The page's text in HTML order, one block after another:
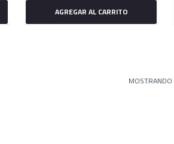
MOSTRANDO